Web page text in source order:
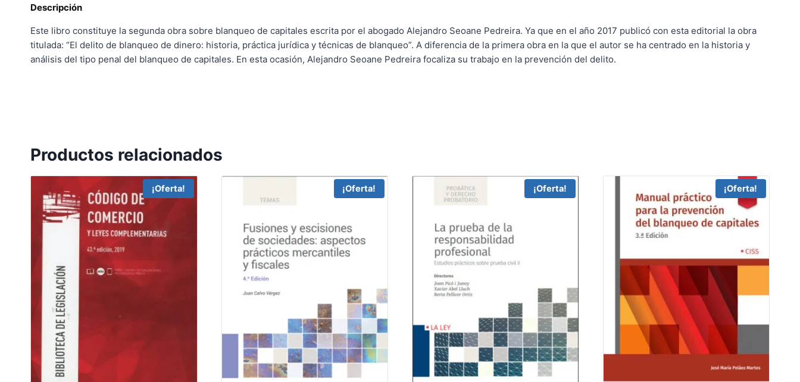
Descripción
Este libro constituye la segunda obra sobre blanqueo de capitales escrita por el abogado Alejandro Seoane Pedreira. Ya que en el año 2017 publicó con esta editorial la obra
titulada: “El delito de blanqueo de dinero: historia, práctica jurídica y técnicas de blanqueo”. A diferencia de la primera obra en la que el autor se ha centrado en la historia y
análisis del tipo penal del blanqueo de capitales. En esta ocasión, Alejandro Seoane Pedreira focaliza su trabajo en la prevención del delito.
Productos relacionados
¡Oferta! ¡Oferta! ¡Oferta! ¡Oferta!